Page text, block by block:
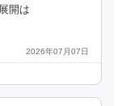
開は
2026年07月07日